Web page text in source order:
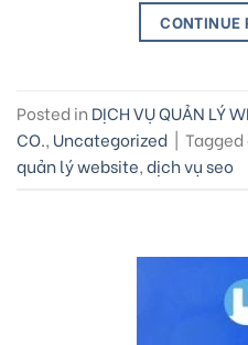
CONTINUE
Posted in DỊCH VỤ QUẢN LÝ
CO., Uncategorized | Tagged
quản lý website,dịch vụ seo